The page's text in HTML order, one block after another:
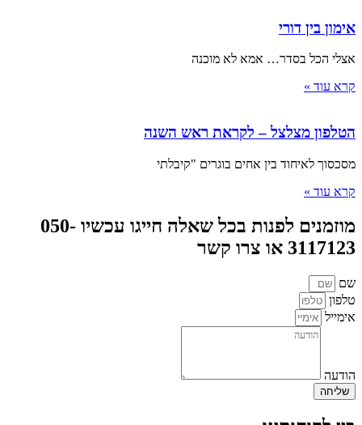
אימון בין דורי
אצלי הכל בסדר… אמא לא מוכנה
קרא עוד »
הטלפון מצלצל – לקראת ראש השנה
מסכסוך לאיחוד בין אחים בוגרים "קיבלתי
קרא עוד »
מוזמנים לפנות בכל שאלה חייגו עכשיו 050-
3117123 או צרו קשר
שם
טלפון
אימייל
הודעה
שליחה